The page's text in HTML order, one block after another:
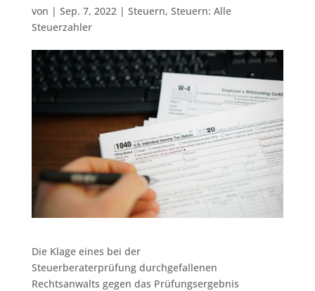
von | Sep. 7, 2022| Steuern, Steuern: Alle
Steuerzahler
Die Klage eines bei der
Steuerberaterprüfung durchgefallenen
Rechtsanwalts gegen das Prüfungsergebnis